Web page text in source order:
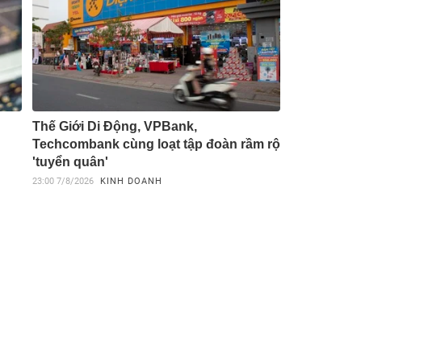
Thế Giới Di Động, VPBank,
Techcombank cùng loạt tập đoàn rầm rộ
'tuyển quân'
23:00 7/8/2026 KINH DOANH